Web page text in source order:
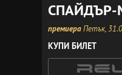
премиераПетък,
КУПИ БИЛЕТ